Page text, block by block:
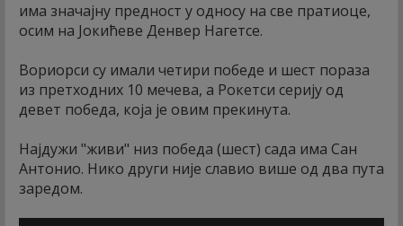
има значајну предност у односу на све пратиоце,
осим на Јокићеве Денвер Нагетсе.
Вориорси су имали четири победе и шест пораза
из претходних 10 мечева, а Рокетси серију од
девет победа, која је овим прекинута.
Најдужи "живи" низ победа (шест) сада има Сан
Антонио. Нико други није славио више од два пута
заредом.